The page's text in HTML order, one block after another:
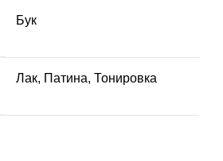
Бук
Лак, Патина, Тонировка